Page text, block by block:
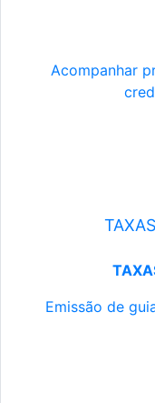
Acompanhar
Emissão de